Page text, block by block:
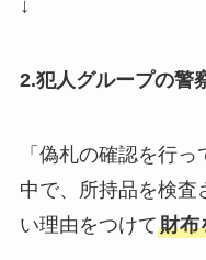
↓
2.犯人グループの警
「偽札の確認を行
中で、所持品を検査
い理由をつけて財布